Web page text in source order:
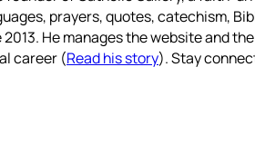
prayers, quotes, catechism,
He manages the website and
career (Read his story). Stay